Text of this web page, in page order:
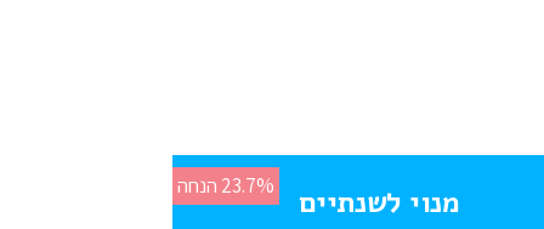
מנוי לשנתיים 23.7% הנחה